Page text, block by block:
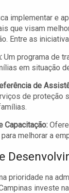
implementar e
que visam
Entre as
Um programa de
em situação
de
de proteção
Capacitação:
melhorar a
prioridade na
investe